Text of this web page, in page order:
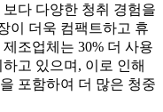
다 다양한 청취 경험을
이 더욱 컴팩트하고 휴
조업체는 30% 더 사용
고 있으며, 이로 인해
포함하여 더 많은 청중